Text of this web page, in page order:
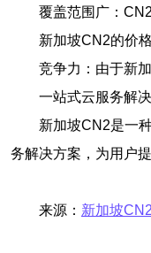
覆盖范围广：
新加坡CN2的价
竞争力：由于新
一站式云服务解
新加坡CN2是一
务解决方案，为用户
来源： 新加坡